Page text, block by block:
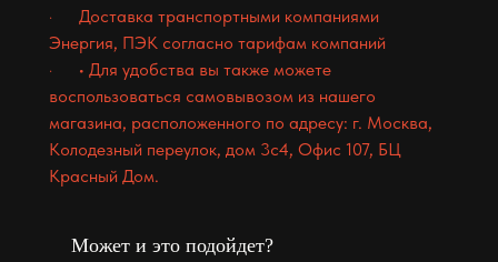
· Доставка транспортными компаниями
Энергия, ПЭК согласно тарифам компаний
· • Для удобства вы также можете
воспользоваться самовывозом из нашего
магазина, расположенного по адресу: г. Москва,
Колодезный переулок, дом 3с4, Офис 107, БЦ
Красный Дом.
Может и это подойдет?